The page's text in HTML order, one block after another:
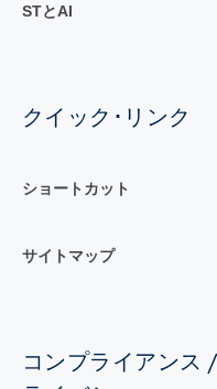
STとAI
クイック･リンク
ショートカット
サイトマップ
コンプライアンス